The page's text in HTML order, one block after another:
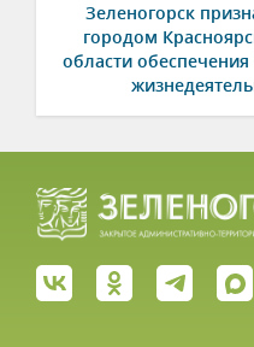
Зеленогорск
городом
области обеспечения